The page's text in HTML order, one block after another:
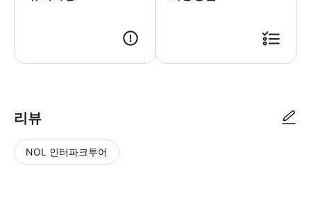
리뷰
NOL 인터파크투어